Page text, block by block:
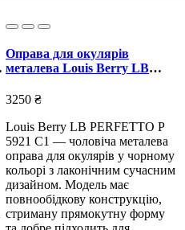
Оправа для окулярів
металева Louis Berry LB
3250 ₴
Louis Berry LB PERFETTO P
5921 C1 — чоловіча металева
оправа для окулярів у чорному
кольорі з лаконічним сучасним
дизайном. Модель має
повнообідкову конструкцію,
стриману прямокутну форму